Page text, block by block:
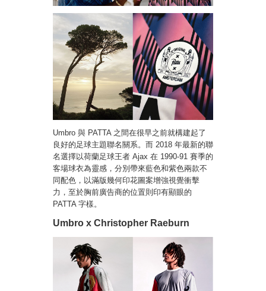
Umbro 與 PATTA 之間在很早之前就構建起了
良好的足球主題聯名關系。而 2018 年最新的聯
名選擇以荷蘭足球王者 Ajax 在 1990-91 賽季的
客場球衣為靈感，分別帶來藍色和紫色兩款不
同配色，以滿版幾何印花圖案增強視覺衝擊
力，至於胸前廣告商的位置則印有顯眼的
PATTA 字樣。
Umbro x Christopher Raeburn